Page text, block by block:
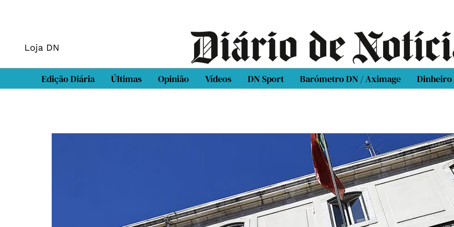
Loja DN
Edição Diária Últimas Opinião Vídeos DN Sport Barómetro DN / Aximage Dinheiro